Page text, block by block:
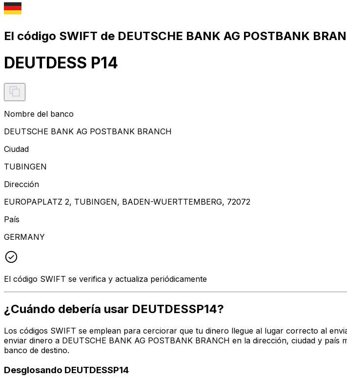
El código SWIFT de DEUTSCHE BANK AG POSTBANK
DEUTDESS P14
Nombre del banco
DEUTSCHE BANK AG POSTBANK BRANCH
Ciudad
TUBINGEN
Dirección
EUROPAPLATZ 2, TUBINGEN, BADEN-WUERTTEMBERG, 72072
País
GERMANY
El código SWIFT se verifica y actualiza periódicamente
¿Cuándo debería usar DEUTDESSP14?
Los códigos SWIFT se emplean para cerciorar que tu dinero llegue al lugar correcto al
enviar dinero a DEUTSCHE BANK AG POSTBANK BRANCH en la dirección, ciudad y
banco de destino.
Desglosando DEUTDESSP14